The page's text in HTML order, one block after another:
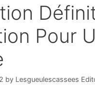
Pour
by Lesgueulescassees